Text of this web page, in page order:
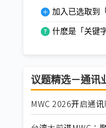
加入已选取到
什麽是「关键
议题精选－通讯
MWC 2026开启通